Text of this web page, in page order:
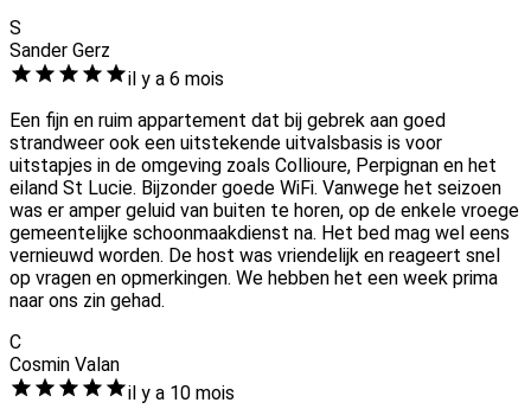
S
Sander Gerz
il y a 6 mois
Een fijn en ruim appartement dat bij gebrek aan goed
strandweer ook een uitstekende uitvalsbasis is voor
uitstapjes in de omgeving zoals Collioure, Perpignan en het
eiland St Lucie. Bijzonder goede WiFi. Vanwege het seizoen
was er amper geluid van buiten te horen, op de enkele vroege
gemeentelijke schoonmaakdienst na. Het bed mag wel eens
vernieuwd worden. De host was vriendelijk en reageert snel
op vragen en opmerkingen. We hebben het een week prima
naar ons zin gehad.
C
Cosmin Valan
il y a 10 mois